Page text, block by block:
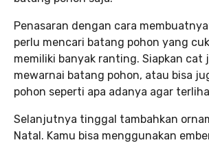
Penasaran dengan cara
perlu mencari batang pohon yang
memiliki banyak ranting. Siapkan cat
mewarnai batang pohon, atau bisa
pohon seperti apa adanya agar
Selanjutnya tinggal tambahkan
Natal. Kamu bisa menggunakan